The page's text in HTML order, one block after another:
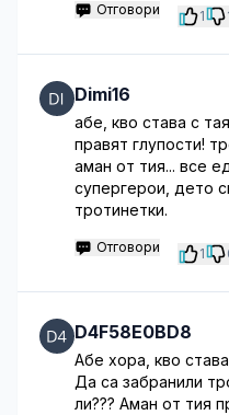
Отговори 1
Dimi16
абе, кво става с
правят глупости!
аман от тия... все
супергерои, дето
тротинетки.
Отговори 1
D4F58E0BD8
Абе хора, кво
Да са забранили
ли??? Аман от тия